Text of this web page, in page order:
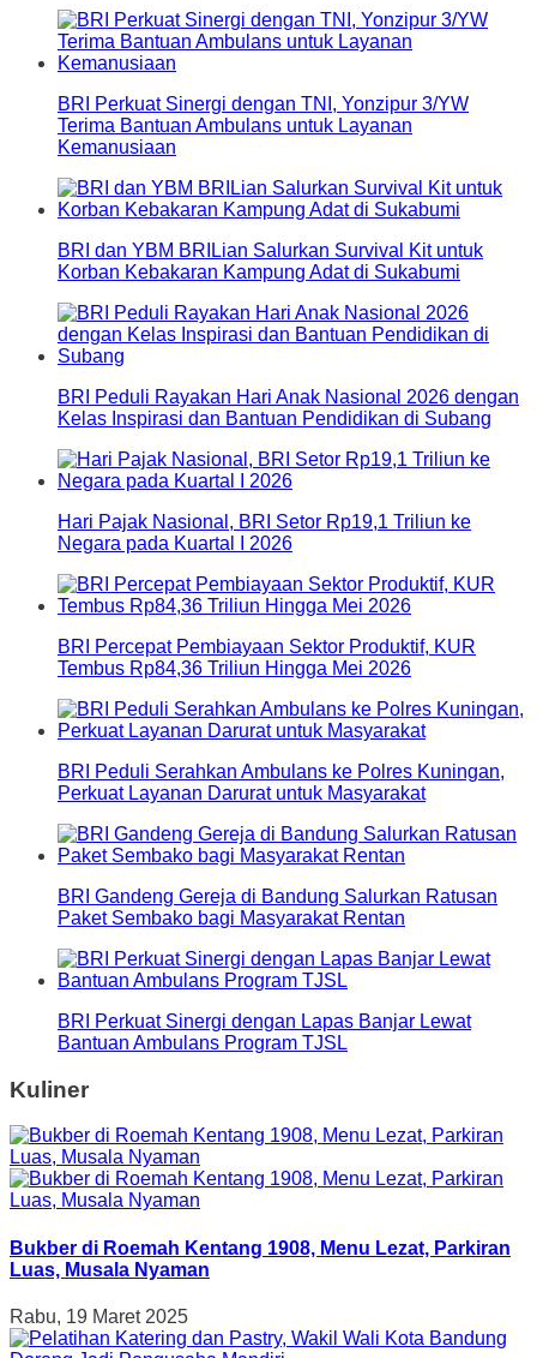
BRI Perkuat Sinergi dengan TNI, Yonzipur 3/YW
Terima Bantuan Ambulans untuk Layanan
Kemanusiaan
BRI dan YBM BRILian Salurkan Survival Kit untuk
Korban Kebakaran Kampung Adat di Sukabumi
BRI Peduli Rayakan Hari Anak Nasional 2026 dengan
Kelas Inspirasi dan Bantuan Pendidikan di Subang
Hari Pajak Nasional, BRI Setor Rp19,1 Triliun ke
Negara pada Kuartal I 2026
BRI Percepat Pembiayaan Sektor Produktif, KUR
Tembus Rp84,36 Triliun Hingga Mei 2026
BRI Peduli Serahkan Ambulans ke Polres Kuningan,
Perkuat Layanan Darurat untuk Masyarakat
BRI Gandeng Gereja di Bandung Salurkan Ratusan
Paket Sembako bagi Masyarakat Rentan
BRI Perkuat Sinergi dengan Lapas Banjar Lewat
Bantuan Ambulans Program TJSL
Kuliner
Bukber di Roemah Kentang 1908, Menu Lezat, Parkiran
Luas, Musala Nyaman
Rabu, 19 Maret 2025